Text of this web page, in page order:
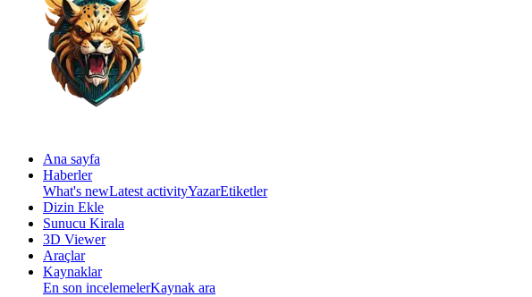
Ana sayfa
Haberler
What's newLatest activityYazarEtiketler
Dizin Ekle
Sunucu Kirala
3D Viewer
Araçlar
Kaynaklar
En son incelemelerKaynak ara